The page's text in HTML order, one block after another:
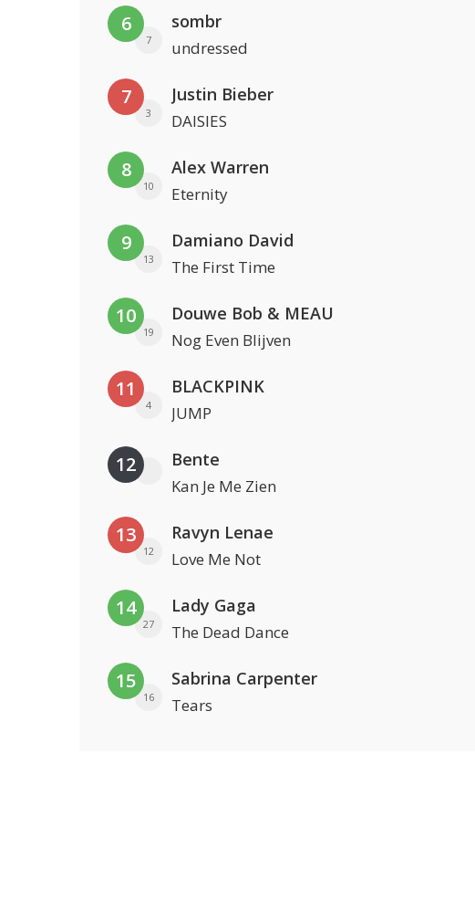
6
7
sombr
undressed
7
3
Justin Bieber
DAISIES
8
10
Alex Warren
Eternity
9
13
Damiano David
The First Time
10
19
Douwe Bob & MEAU
Nog Even Blijven
11
4
BLACKPINK
JUMP
12 Bente
Kan Je Me Zien
13
12
Ravyn Lenae
Love Me Not
14
27
Lady Gaga
The Dead Dance
15
16
Sabrina Carpenter
Tears